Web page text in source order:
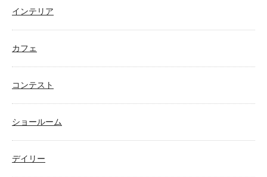
インテリア
カフェ
コンテスト
ショールーム
デイリー